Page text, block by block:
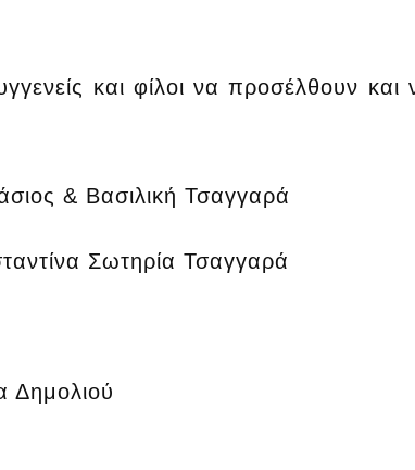
και φίλοι να προσέλθουν
& Βασιλική Τσαγγαρά
Σωτηρία Τσαγγαρά
Δημολιού